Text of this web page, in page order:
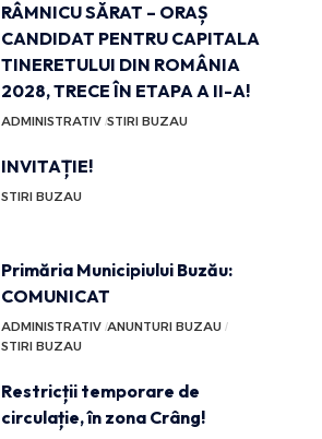
RÂMNICU SĂRAT – ORAȘ
CANDIDAT PENTRU CAPITALA
TINERETULUI DIN ROMÂNIA
2028, TRECE ÎN ETAPA A II-A!
ADMINISTRATIV STIRI BUZAU
INVITAȚIE!
STIRI BUZAU
Primăria Municipiului Buzău:
COMUNICAT
ADMINISTRATIV ANUNTURI BUZAU
STIRI BUZAU
Restricții temporare de
circulație, în zona Crâng!